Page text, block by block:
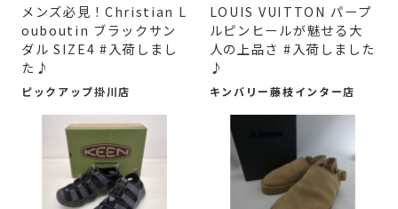
メンズ必見！Christian L
ouboutin ブラックサン
ダル SIZE4 #入荷しまし
た♪
ピックアップ掛川店
LOUIS VUITTON パープ
ルピンヒールが魅せる大
人の上品さ #入荷しました
♪
キンバリー藤枝インター店